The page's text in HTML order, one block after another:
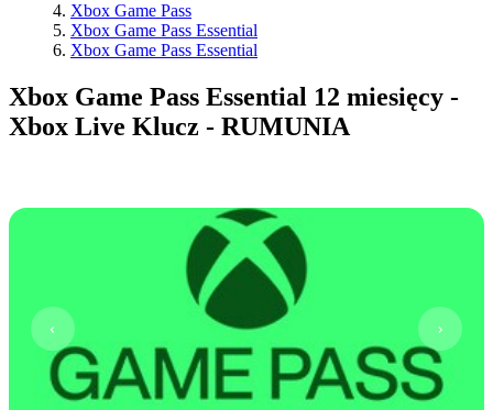
Xbox Game Pass
Xbox Game Pass Essential
Xbox Game Pass Essential
Xbox Game Pass Essential 12 miesięcy -
Xbox Live Klucz - RUMUNIA